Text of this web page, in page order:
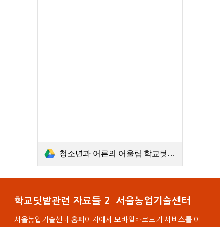
청소년과 어른의 어울림 학교텃밭.PDF
학교텃밭관련 자료들 2 서울농업기술센터
서울농업기술센터 홈페이지에서 모바일바로보기 서비스를 이